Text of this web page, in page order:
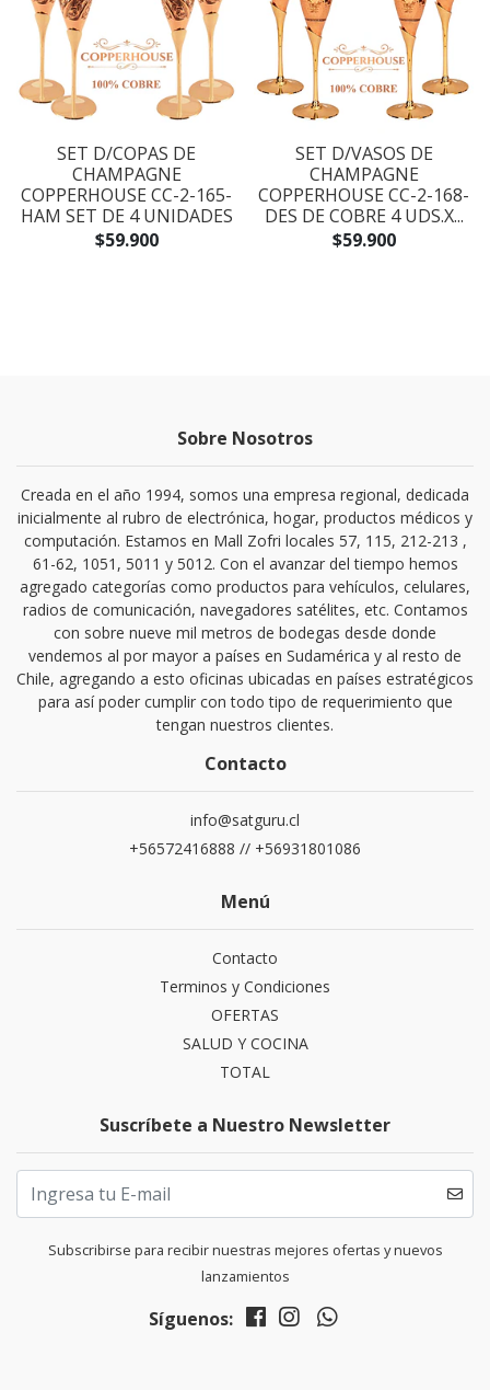
SET D/COPAS DE
CHAMPAGNE
COPPERHOUSE CC-2-165-
HAM SET DE 4 UNIDADES
$59.900
SET D/VASOS DE
CHAMPAGNE
COPPERHOUSE CC-2-168-
DES DE COBRE 4 UDS.X...
$59.900
Sobre Nosotros
Creada en el año 1994, somos una empresa regional, dedicada
inicialmente al rubro de electrónica, hogar, productos médicos y
computación. Estamos en Mall Zofri locales 57, 115, 212-213 ,
61-62, 1051, 5011 y 5012. Con el avanzar del tiempo hemos
agregado categorías como productos para vehículos, celulares,
radios de comunicación, navegadores satélites, etc. Contamos
con sobre nueve mil metros de bodegas desde donde
vendemos al por mayor a países en Sudamérica y al resto de
Chile, agregando a esto oficinas ubicadas en países estratégicos
para así poder cumplir con todo tipo de requerimiento que
tengan nuestros clientes.
Contacto
info@satguru.cl
+56572416888 // +56931801086
Menú
Contacto
Terminos y Condiciones
OFERTAS
SALUD Y COCINA
TOTAL
Suscríbete a Nuestro Newsletter
Subscribirse para recibir nuestras mejores ofertas y nuevos
lanzamientos
Síguenos: